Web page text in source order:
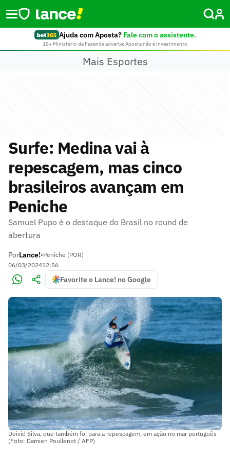
Ajuda com Aposta? Fale com o assistente.
18+ Ministério da Fazenda adverte: Aposta não é investimento
Mais Esportes
Surfe: Medina vai à
repescagem, mas cinco
brasileiros avançam em
Peniche
Samuel Pupo é o destaque do Brasil no round de
abertura
PorLance!•Peniche (POR)
06/03/202412:56
Favorite o Lance! no Google
Deivid Silva, que também foi para a repescagem, em ação no mar português
(Foto: Damien Poullenot / AFP)